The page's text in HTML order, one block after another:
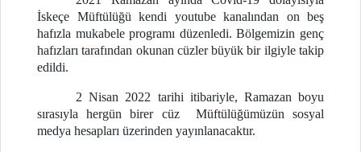
İskeçe Müftülüğü kendi youtube kanalından on beş
hafızla mukabele programı düzenledi. Bölgemizin genç
hafızları tarafından okunan cüzler büyük bir ilgiyle takip
edildi.
2 Nisan 2022 tarihi itibariyle, Ramazan boyu
sırasıyla hergün birer cüz Müftülüğümüzün sosyal
medya hesapları üzerinden yayınlanacaktır.